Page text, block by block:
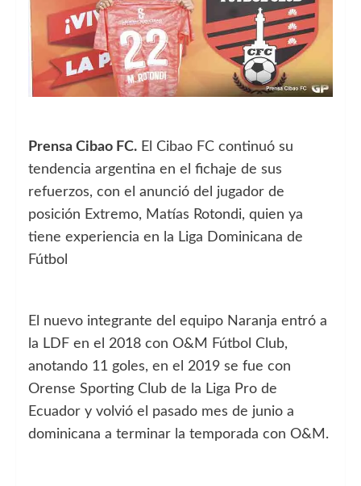
Prensa Cibao FC. El Cibao FC continuó su
tendencia argentina en el fichaje de sus
refuerzos, con el anunció del jugador de
posición Extremo, Matías Rotondi, quien ya
tiene experiencia en la Liga Dominicana de
Fútbol
El nuevo integrante del equipo Naranja entró a
la LDF en el 2018 con O&M Fútbol Club,
anotando 11 goles, en el 2019 se fue con
Orense Sporting Club de la Liga Pro de
Ecuador y volvió el pasado mes de junio a
dominicana a terminar la temporada con O&M.